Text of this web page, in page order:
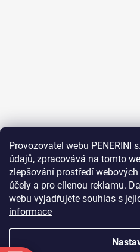
Provozovatel webu PENERINI
údajů, zpracovává na tomto
zlepšování prostředí
účely a pro cílenou reklamu.
webu vyjadřujete souhlas s
informace
Sledovat na
Facebook